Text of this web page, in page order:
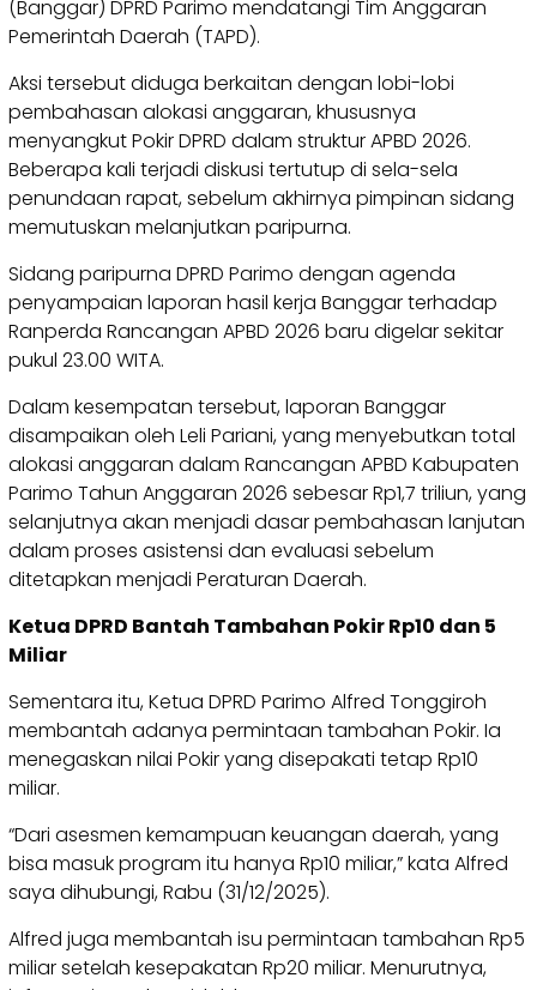
(Banggar) DPRD Parimo mendatangi Tim Anggaran
Pemerintah Daerah (TAPD).
Aksi tersebut diduga berkaitan dengan lobi-lobi
pembahasan alokasi anggaran, khususnya
menyangkut Pokir DPRD dalam struktur APBD 2026.
Beberapa kali terjadi diskusi tertutup di sela-sela
penundaan rapat, sebelum akhirnya pimpinan sidang
memutuskan melanjutkan paripurna.
Sidang paripurna DPRD Parimo dengan agenda
penyampaian laporan hasil kerja Banggar terhadap
Ranperda Rancangan APBD 2026 baru digelar sekitar
pukul 23.00 WITA.
Dalam kesempatan tersebut, laporan Banggar
disampaikan oleh Leli Pariani, yang menyebutkan total
alokasi anggaran dalam Rancangan APBD Kabupaten
Parimo Tahun Anggaran 2026 sebesar Rp1,7 triliun, yang
selanjutnya akan menjadi dasar pembahasan lanjutan
dalam proses asistensi dan evaluasi sebelum
ditetapkan menjadi Peraturan Daerah.
Ketua DPRD Bantah Tambahan Pokir Rp10 dan 5
Miliar
Sementara itu, Ketua DPRD Parimo Alfred Tonggiroh
membantah adanya permintaan tambahan Pokir. Ia
menegaskan nilai Pokir yang disepakati tetap Rp10
miliar.
“Dari asesmen kemampuan keuangan daerah, yang
bisa masuk program itu hanya Rp10 miliar,” kata Alfred
saya dihubungi, Rabu (31/12/2025).
Alfred juga membantah isu permintaan tambahan Rp5
miliar setelah kesepakatan Rp20 miliar. Menurutnya,